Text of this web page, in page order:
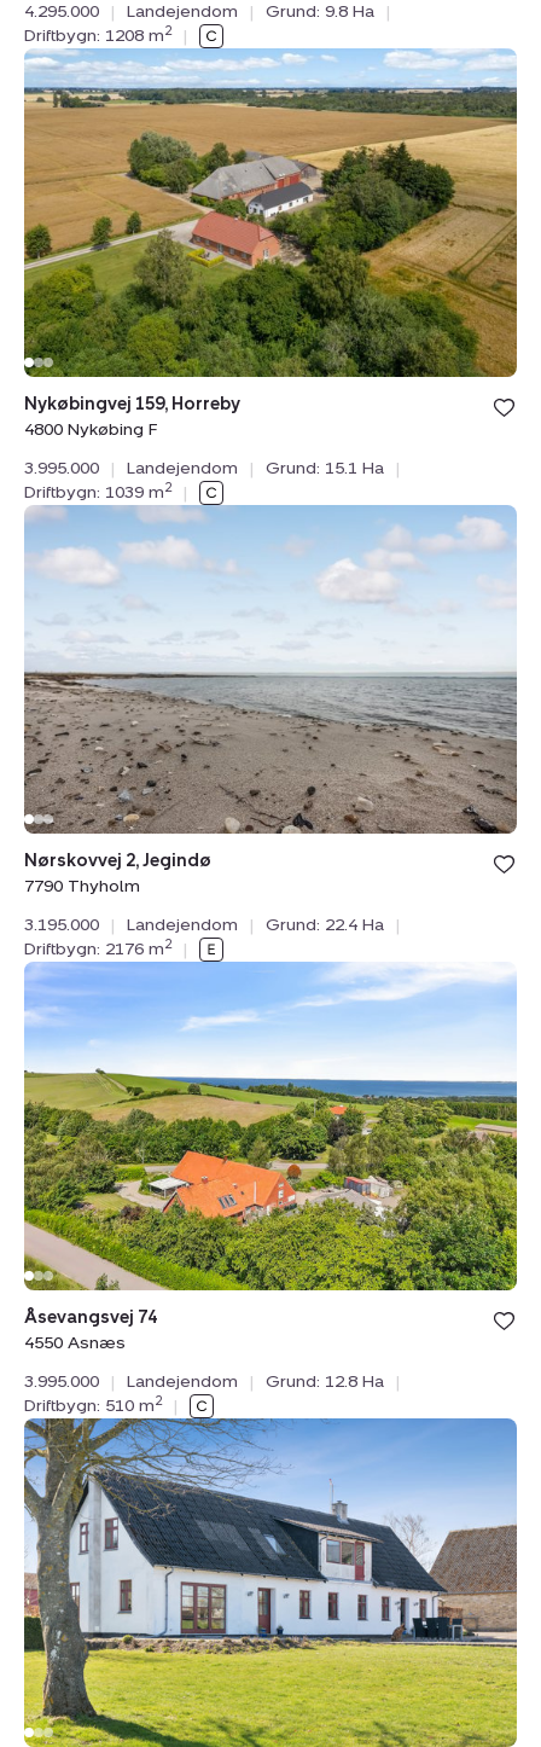
4.295.000
| Landejendom | Grund: 9.8 Ha
|
Driftbygn: 1208 m2 |
Landejendom:
Nykøbingvej
4800
Nykøbing
F
Bolig er
under
Nykøbingvej 159, Horreby
4800 Nykøbing F
3.995.000
| Landejendom | Grund: 15.1 Ha
|
Driftbygn: 1039 m2 |
Landejendom:
Nørskovvej
7790
Thyholm
Bolig er
under
Nørskovvej 2, Jegindø
7790 Thyholm
3.195.000
| Landejendom | Grund: 22.4 Ha
|
Driftbygn: 2176 m2 |
Landejendom:
Åsevangsvej
4550
Asnæs
Bolig er
under
Åsevangsvej 74
4550 Asnæs
3.995.000
| Landejendom | Grund: 12.8 Ha
|
Driftbygn: 510 m2 |
Landejendom:
Øremosevej
1,
4293
Dianalund